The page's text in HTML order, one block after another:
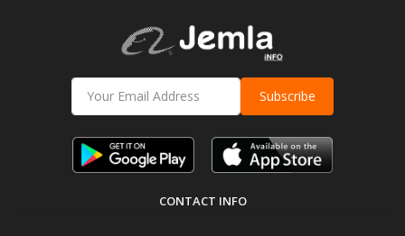
Subscribe
CONTACT INFO